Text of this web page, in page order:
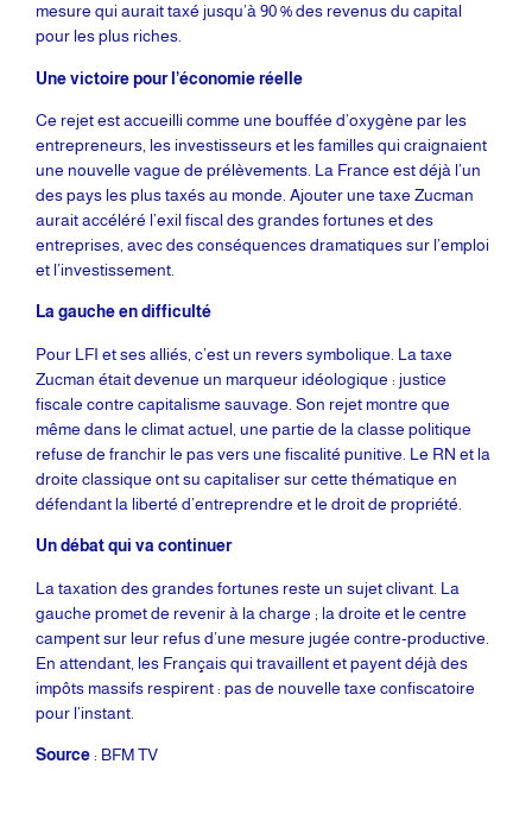
mesure qui aurait taxé jusqu’à 90 % des revenus du capital
pour les plus riches.
Une victoire pour l’économie réelle
Ce rejet est accueilli comme une bouffée d’oxygène par les
entrepreneurs, les investisseurs et les familles qui craignaient
une nouvelle vague de prélèvements. La France est déjà l’un
des pays les plus taxés au monde. Ajouter une taxe Zucman
aurait accéléré l’exil fiscal des grandes fortunes et des
entreprises, avec des conséquences dramatiques sur l’emploi
et l’investissement.
La gauche en difficulté
Pour LFI et ses alliés, c’est un revers symbolique. La taxe
Zucman était devenue un marqueur idéologique : justice
fiscale contre capitalisme sauvage. Son rejet montre que
même dans le climat actuel, une partie de la classe politique
refuse de franchir le pas vers une fiscalité punitive. Le RN et la
droite classique ont su capitaliser sur cette thématique en
défendant la liberté d’entreprendre et le droit de propriété.
Un débat qui va continuer
La taxation des grandes fortunes reste un sujet clivant. La
gauche promet de revenir à la charge ; la droite et le centre
campent sur leur refus d’une mesure jugée contre-productive.
En attendant, les Français qui travaillent et payent déjà des
impôts massifs respirent : pas de nouvelle taxe confiscatoire
pour l’instant.
Source: BFM TV